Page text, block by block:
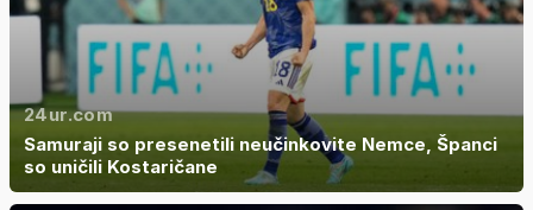
24ur.com
Samuraji so presenetili neučinkovite Nemce, Španci
so uničili Kostaričane